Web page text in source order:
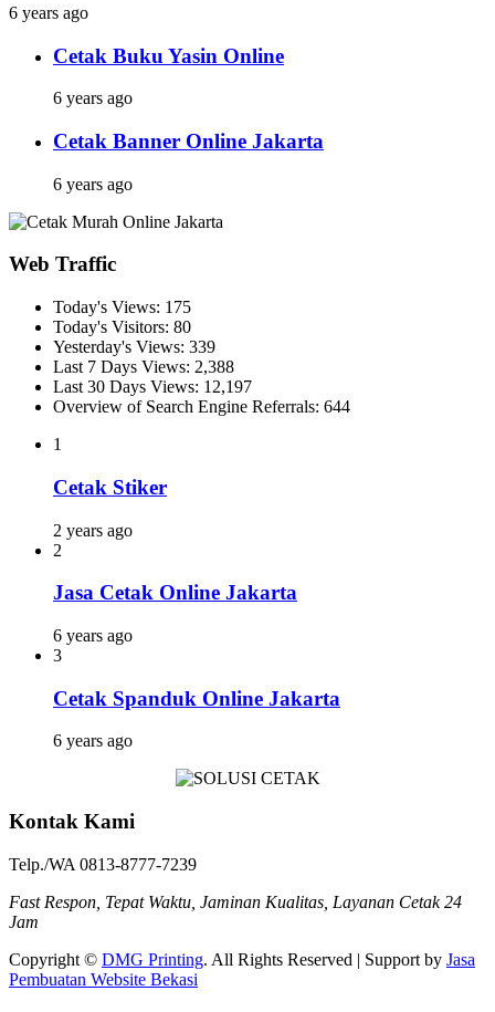
6 years ago
Cetak Buku Yasin Online
6 years ago
Cetak Banner Online Jakarta
6 years ago
Web Traffic
Today's Views: 175
Today's Visitors: 80
Yesterday's Views: 339
Last 7 Days Views: 2,388
Last 30 Days Views: 12,197
Overview of Search Engine Referrals: 644
1
Cetak Stiker
2 years ago
2
Jasa Cetak Online Jakarta
6 years ago
3
Cetak Spanduk Online Jakarta
6 years ago
Kontak Kami
Telp./WA 0813-8777-7239
Fast Respon, Tepat Waktu, Jaminan Kualitas, Layanan Cetak 24
Jam
Copyright © DMG Printing. All Rights Reserved | Support by Jasa
Pembuatan Website Bekasi